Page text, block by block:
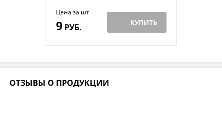
Цена за шт
9РУБ. КУПИТЬ
ОТЗЫВЫ О ПРОДУКЦИИ